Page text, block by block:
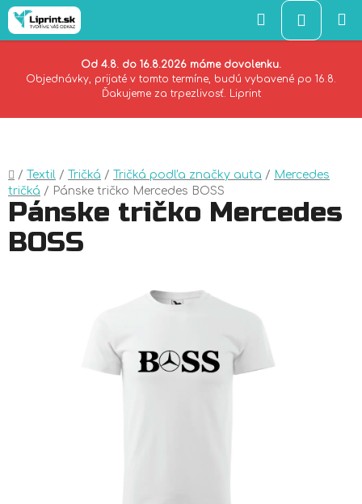
Od 4.8. do 16.8.2026 máme dovolenku.
Objednávky, prijaté v tomto termíne, budú vybavené po 16.8.
Ďakujeme za trpezlivosť. Liprint
Hľadať
KOŠÍK
Domov
/ Textil / Tričká / Tričká podľa značky auta / Mercedes
tričká / Pánske tričko Mercedes BOSS
Pánske tričko Mercedes
BOSS